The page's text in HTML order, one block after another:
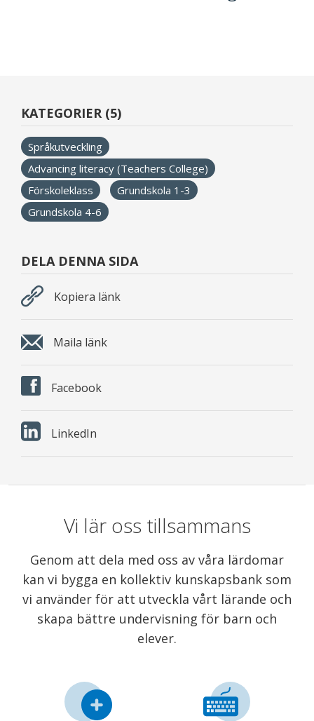
KATEGORIER (5)
Språkutveckling
Advancing literacy (Teachers College)
Förskoleklass
Grundskola 1-3
Grundskola 4-6
DELA DENNA SIDA
Kopiera länk
Maila länk
Facebook
LinkedIn
Vi lär oss tillsammans
Genom att dela med oss av våra lärdomar
kan vi bygga en kollektiv kunskapsbank som
vi använder för att utveckla vårt lärande och
skapa bättre undervisning för barn och
elever.